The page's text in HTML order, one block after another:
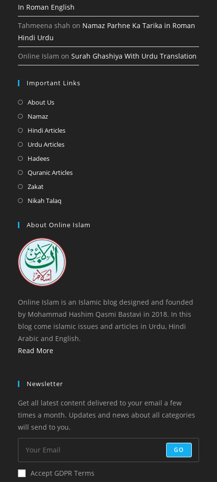
In Roman English
Tahmeena shah on Namaz Parhne Ka Tarika in Roman
Hindi Urdu
Online Islam onSurah Ghashiya With Urdu Translation
Important Links
About UsOpens
a
tab
NamazOpens
in
tab
Hindi ArticlesOpens
tab
Urdu ArticlesOpens
a
HadeesOpens
in
tab
Quranic ArticlesOpens
tab
ZakatOpens
in
new
Nikah Talaq
a
tab
About Online Islam
Online Islam is an Islamic blog designed and founded
by Mohammad Hashim Qasmi Bastavi in 2018. In this
blog come islamic issues and articles in Urdu, Hindi
Arabic and English.
Read More
Newsletter
Get all latest content delivered to your email a few
times a month. Updates and news about all categories
will send to you.
GO
Accept GDPR Terms